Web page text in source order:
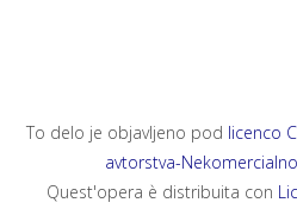
To delo je objavljeno pod licenco
avtorstva-
Quest'opera è distribuita con